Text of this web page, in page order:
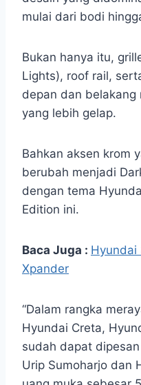
mulai dari bodi
Bukan hanya itu,
Lights), roof rail,
depan dan
yang lebih gelap.
Bahkan aksen krom
berubah menjadi
dengan tema
Edition ini.
Baca Juga : Hyundai
Xpander
“Dalam rangka
Hyundai Creta,
sudah dapat
Urip Sumoharjo dan